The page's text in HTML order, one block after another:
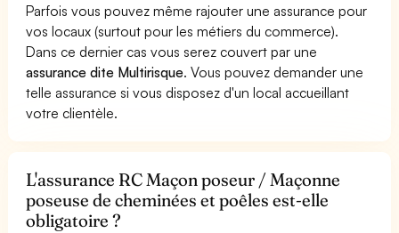
Parfois vous pouvez même rajouter une assurance pour
vos locaux (surtout pour les métiers du commerce).
Dans ce dernier cas vous serez couvert par une
assurance dite Multirisque. Vous pouvez demander une
telle assurance si vous disposez d'un local accueillant
votre clientèle.
L'assurance RC Maçon poseur / Maçonne
poseuse de cheminées et poêles est-elle
obligatoire ?